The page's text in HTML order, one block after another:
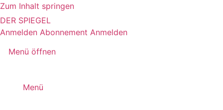
Zum Inhalt springen
DER SPIEGEL
Anmelden Abonnement Anmelden
Menü öffnen
Menü